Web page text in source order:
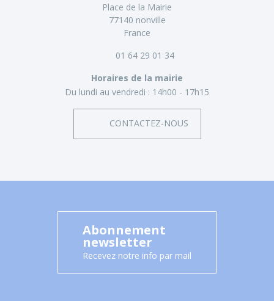
Place de la Mairie
77140 nonville
France
01 64 29 01 34
Horaires de la mairie
Du lundi au vendredi : 14h00 - 17h15
CONTACTEZ-NOUS
Abonnement
newsletter
Recevez notre info par mail